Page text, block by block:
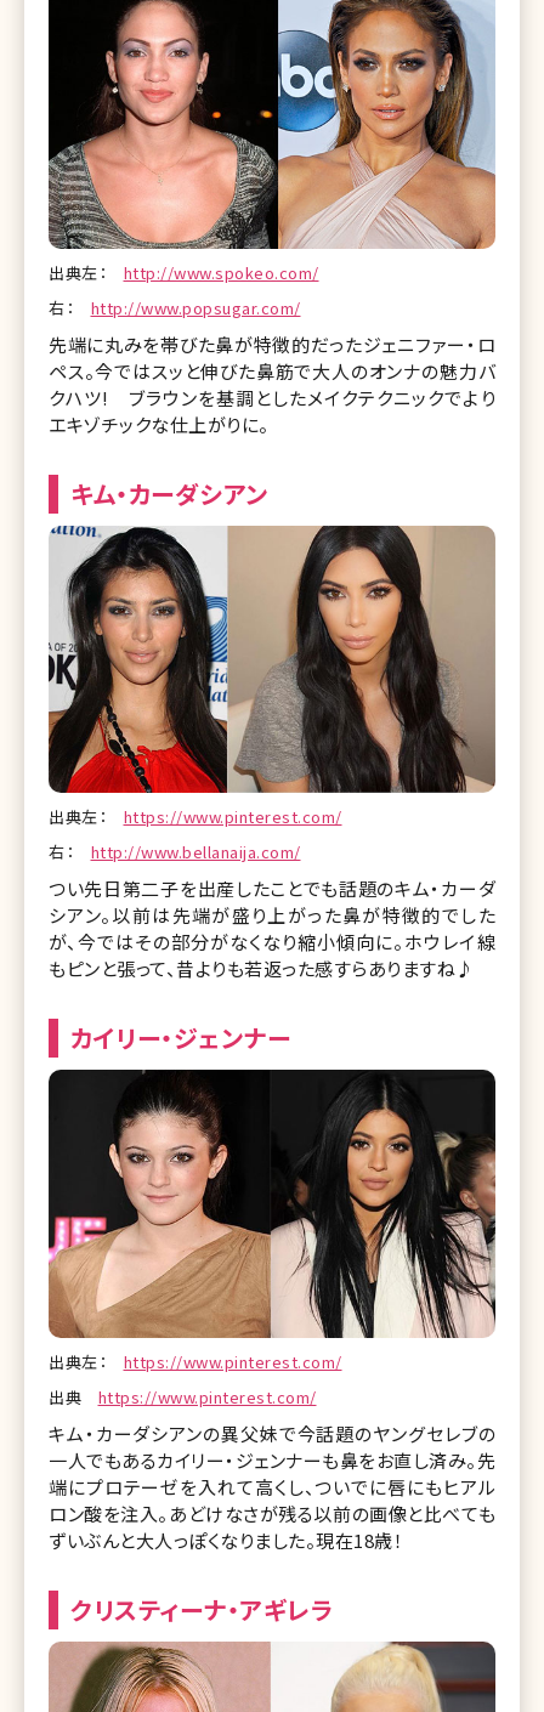
出典左：
http://www.spokeo.com/
右：
http://www.popsugar.com/
先端に丸みを帯びた鼻が特徴的だったジェニファー・ロ
ペス。今ではスッと伸びた鼻筋で大人のオンナの魅力バ
クハツ! ブラウンを基調としたメイクテクニックでより
エキゾチックな仕上がりに。
キム・カーダシアン
出典左：
https://www.pinterest.com/
右：
http://www.bellanaija.com/
つい先日第二子を出産したことでも話題のキム・カーダ
シアン。以前は先端が盛り上がった鼻が特徴的でした
が、今ではその部分がなくなり縮小傾向に。ホウレイ線
もピンと張って、昔よりも若返った感すらありますね♪
カイリー・ジェンナー
出典左：
https://www.pinterest.com/
出典
https://www.pinterest.com/
キム・カーダシアンの異父妹で今話題のヤングセレブの
一人でもあるカイリー・ジェンナーも鼻をお直し済み。先
端にプロテーゼを入れて高くし、ついでに唇にもヒアル
ロン酸を注入。あどけなさが残る以前の画像と比べても
ずいぶんと大人っぽくなりました。現在18歳！
クリスティーナ・アギレラ